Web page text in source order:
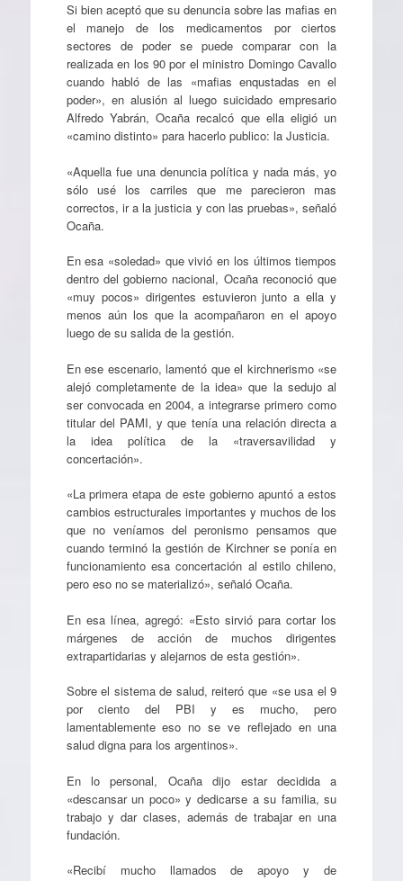
Si bien aceptó que su denuncia sobre las mafias en
el manejo de los medicamentos por ciertos
sectores de poder se puede comparar con la
realizada en los 90 por el ministro Domingo Cavallo
cuando habló de las «mafias enqustadas en el
poder», en alusión al luego suicidado empresario
Alfredo Yabrán, Ocaña recalcó que ella eligió un
«camino distinto» para hacerlo publico: la Justicia.
«Aquella fue una denuncia política y nada más, yo
sólo usé los carriles que me parecieron mas
correctos, ir a la justicia y con las pruebas», señaló
Ocaña.
En esa «soledad» que vivió en los últimos tiempos
dentro del gobierno nacional, Ocaña reconoció que
«muy pocos» dirigentes estuvieron junto a ella y
menos aún los que la acompañaron en el apoyo
luego de su salida de la gestión.
En ese escenario, lamentó que el kirchnerismo «se
alejó completamente de la idea» que la sedujo al
ser convocada en 2004, a integrarse primero como
titular del PAMI, y que tenía una relación directa a
la idea política de la «traversavilidad y
concertación».
«La primera etapa de este gobierno apuntó a estos
cambios estructurales importantes y muchos de los
que no veníamos del peronismo pensamos que
cuando terminó la gestión de Kirchner se ponía en
funcionamiento esa concertación al estilo chileno,
pero eso no se materializó», señaló Ocaña.
En esa línea, agregó: «Esto sirvió para cortar los
márgenes de acción de muchos dirigentes
extrapartidarias y alejarnos de esta gestión».
Sobre el sistema de salud, reiteró que «se usa el 9
por ciento del PBI y es mucho, pero
lamentablemente eso no se ve reflejado en una
salud digna para los argentinos».
En lo personal, Ocaña dijo estar decidida a
«descansar un poco» y dedicarse a su familia, su
trabajo y dar clases, además de trabajar en una
fundación.
«Recibí mucho llamados de apoyo y de